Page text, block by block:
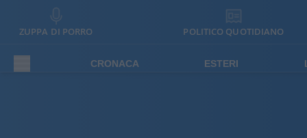
ZUPPA DI PORRO POLITICO QUOTIDIANO
CRONACA ESTERI